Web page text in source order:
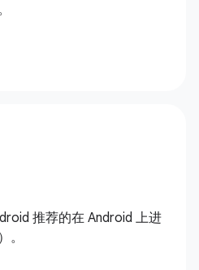
推荐的在 Android 上进
。